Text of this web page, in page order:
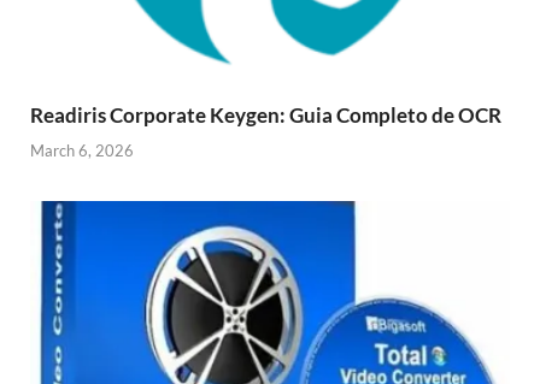
Readiris Corporate Keygen: Guia Completo de OCR
March 6, 2026